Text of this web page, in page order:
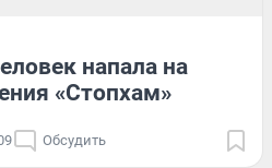
напала на
«Стопхам»
Обсудить